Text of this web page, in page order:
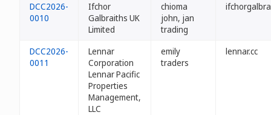
DCC2026-
0010
Ifchor
Galbraiths UK
Limited
chioma
john, jan
trading
DCC2026-
0011
Lennar
Corporation
Lennar Pacific
Properties
Management,
LLC
emily
traders
lennar.cc